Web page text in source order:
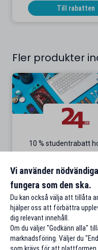
Till rabatten
Fler produkter
10 % studentrabatt
Till rabatten
Vi använder
fungera som den ska.
Du kan också välja att tillåta
hjälper oss att förbättra
dig relevant innehåll.
Om du väljer "Godkänn alla"
marknadsföring. Väljer du